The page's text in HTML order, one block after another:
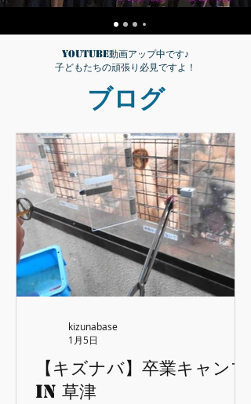
YouTube動画アップ中です♪
子どもたちの頑張り必見ですよ！
​ブログ
【キズナバ】卒業キャンプ
IN 草津
kizunabase
1月5日